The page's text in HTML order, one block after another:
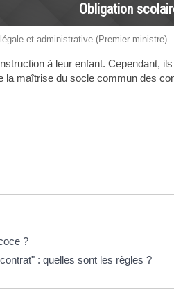
Obligation
et administrative (Premier ministre)
à leur enfant. Cependant,
la maîtrise du socle commun des
?
: quelles sont les règles ?